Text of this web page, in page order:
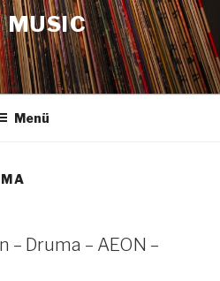
MUSIC
Menü
– Druma – AEON –